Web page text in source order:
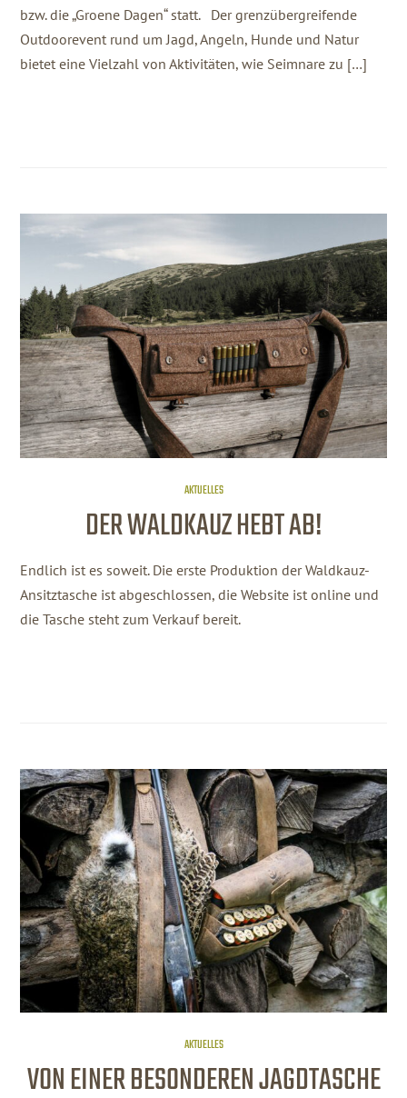
bzw. die „Groene Dagen“ statt. Der grenzübergreifende
Outdoorevent rund um Jagd, Angeln, Hunde und Natur
bietet eine Vielzahl von Aktivitäten, wie Seimnare zu […]
AKTUELLES
DER WALDKAUZ HEBT AB!
Endlich ist es soweit. Die erste Produktion der Waldkauz-
Ansitztasche ist abgeschlossen, die Website ist online und
die Tasche steht zum Verkauf bereit.
AKTUELLES
VON EINER BESONDEREN JAGDTASCHE